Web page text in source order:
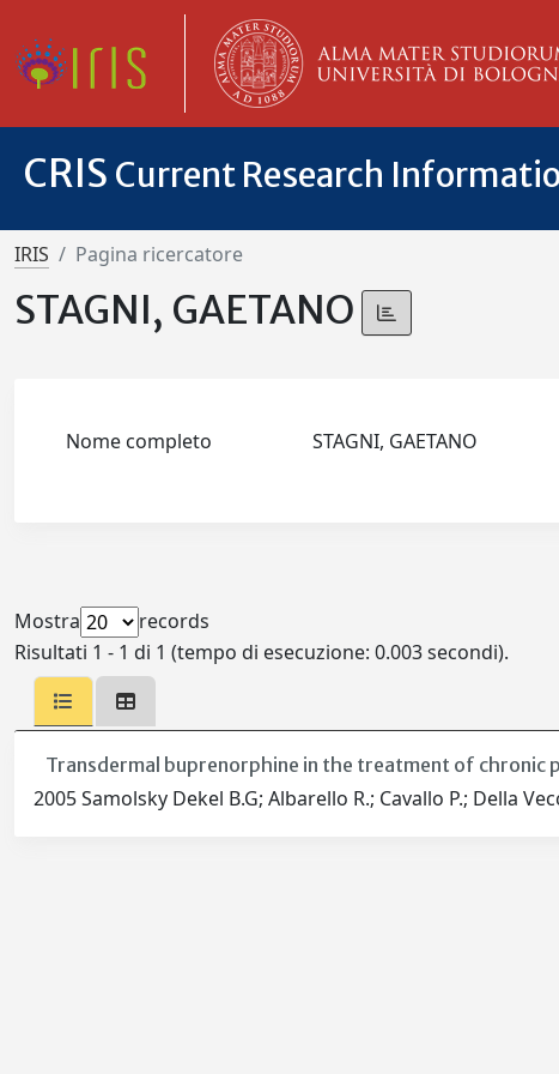
CRIS Current Research
IRIS Pagina ricercatore
STAGNI, GAETANO
Nome completo STAGNI, GAETANO
Mostra
records
Risultati 1 - 1 di 1 (tempo di esecuzione: 0.003 secondi).
Transdermal buprenorphine in the treatment of chronic
2005 Samolsky Dekel B.G; Albarello R.; Cavallo P.; Della